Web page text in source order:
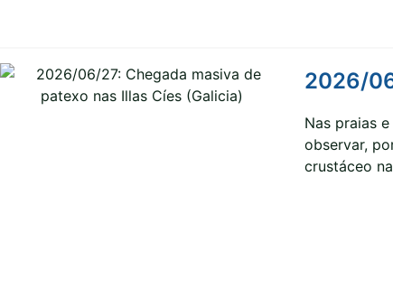
2026/
Nas praias
observar,
crustáceo